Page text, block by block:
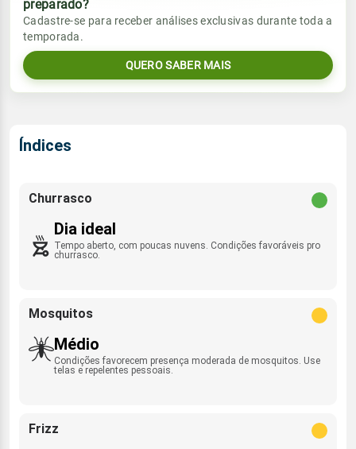
Umidade do ar
16%39%
Rajada de vento
Sol
06:47h às 18:18h
Lua
Chuva
0.0mm
Umidade do ar
Vento
NE - 9km/h
Rajada de vento
Sol
preparado?
Cadastre-se para receber análises exclusivas durante toda a
temporada.
QUERO SABER MAIS
Índices
Churrasco
Dia ideal
Tempo aberto, com poucas nuvens. Condições favoráveis pro
churrasco.
Mosquitos
Médio
Condições favorecem presença moderada de mosquitos. Use
telas e repelentes pessoais.
Frizz